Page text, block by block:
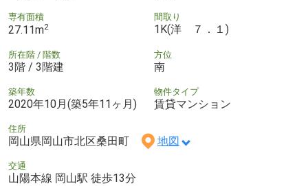
専有面積
27.11m2
間取り
1K(洋 ７．１)
所在階 / 階数
3階 / 3階建
方位
南
築年数
2020年10月(築5年11ヶ月)
物件タイプ
賃貸マンション
住所
岡山県岡山市北区桑田町 地図
交通
山陽本線 岡山駅 徒歩13分